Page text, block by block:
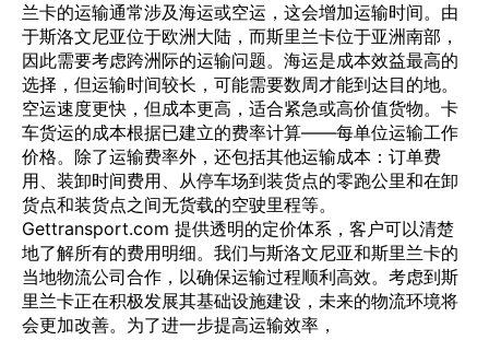
兰卡的运输通常涉及海运或空运，这会增加运输时间。由
于斯洛文尼亚位于欧洲大陆，而斯里兰卡位于亚洲南部，
因此需要考虑跨洲际的运输问题。海运是成本效益最高的
选择，但运输时间较长，可能需要数周才能到达目的地。
空运速度更快，但成本更高，适合紧急或高价值货物。卡
车货运的成本根据已建立的费率计算——每单位运输工作
价格。除了运输费率外，还包括其他运输成本：订单费
用、装卸时间费用、从停车场到装货点的零跑公里和在卸
货点和装货点之间无货载的空驶里程等。
Gettransport.com 提供透明的定价体系，客户可以清楚
地了解所有的费用明细。我们与斯洛文尼亚和斯里兰卡的
当地物流公司合作，以确保运输过程顺利高效。考虑到斯
里兰卡正在积极发展其基础设施建设，未来的物流环境将
会更加改善。为了进一步提高运输效率，